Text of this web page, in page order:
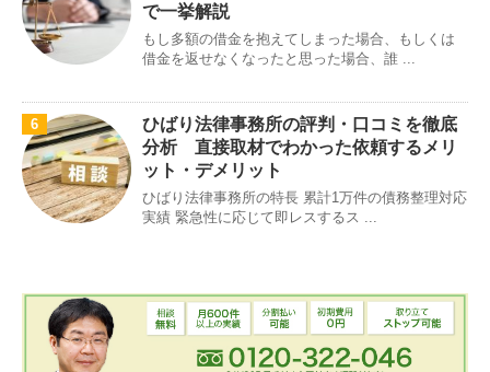
で一挙解説
もし多額の借金を抱えてしまった場合、もしくは
借金を返せなくなったと思った場合、誰 ...
6
ひばり法律事務所の評判・口コミを徹底
分析 直接取材でわかった依頼するメリ
ット・デメリット
ひばり法律事務所の特長 累計1万件の債務整理対応
実績 緊急性に応じて即レスするス ...